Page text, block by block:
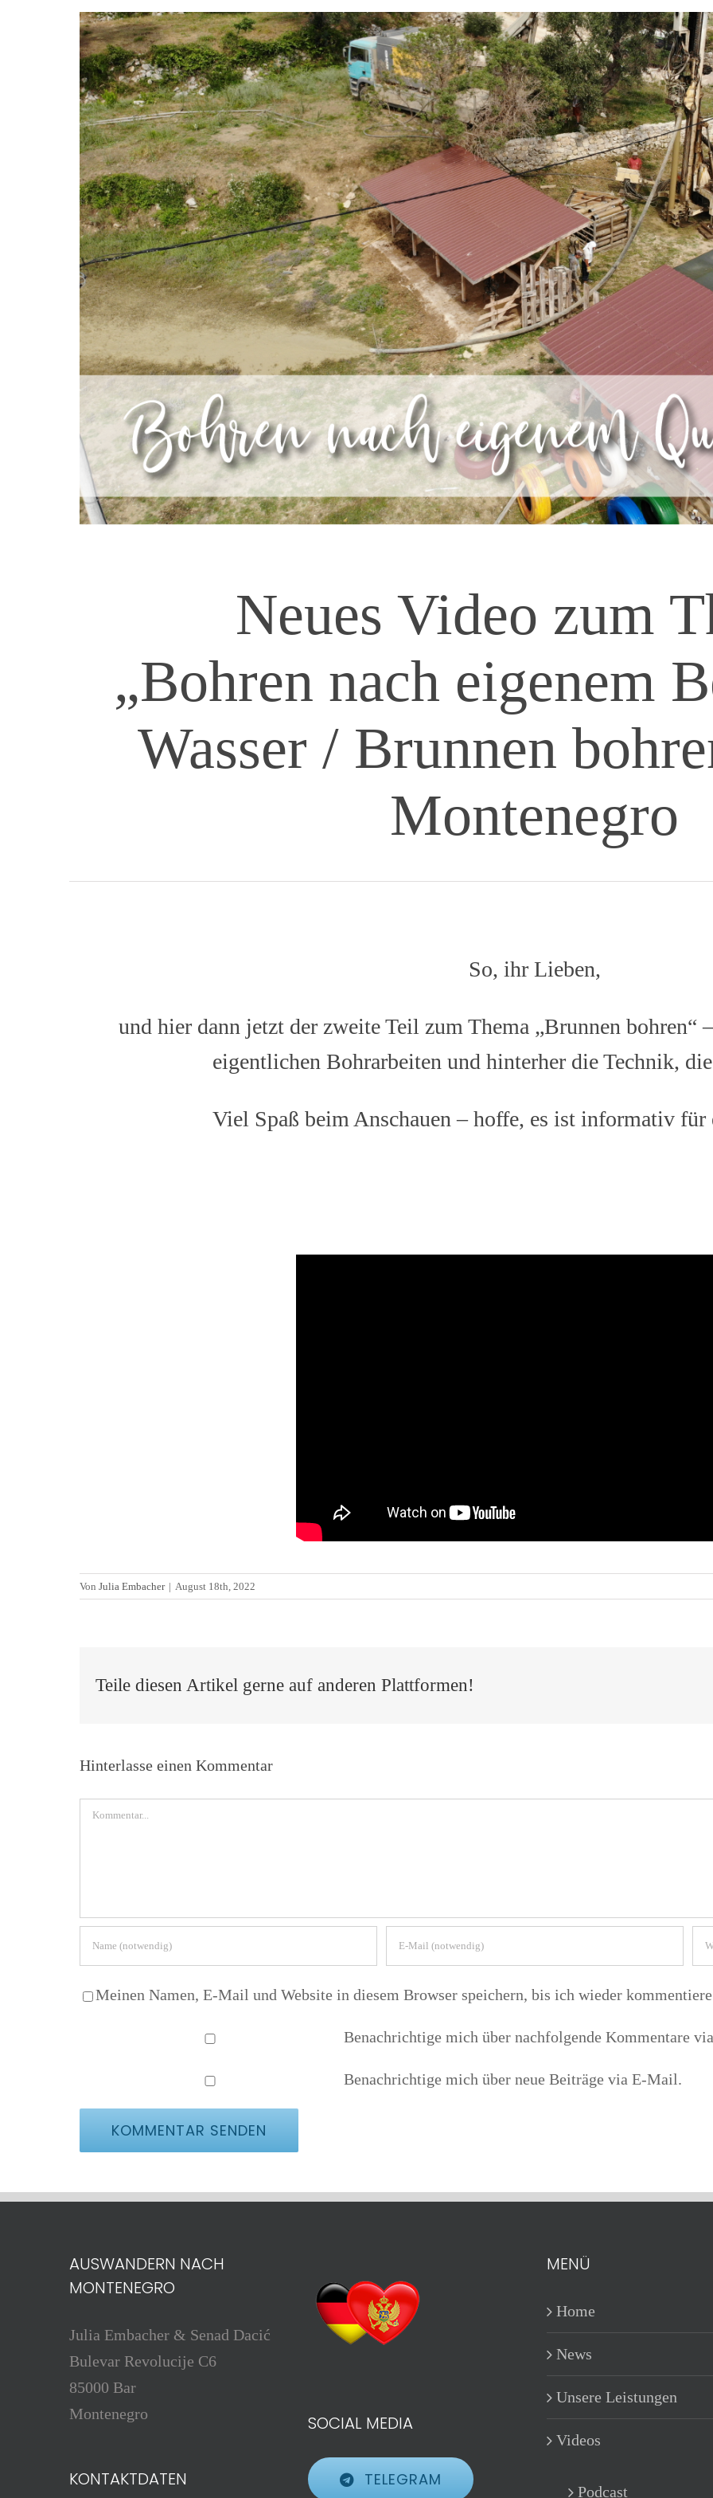
Zeige
grösseres
Bild
Neues Video zum
„Bohren nach eigenem
Wasser / Brunnen
Montenegro
So, ihr Lieben,
und hier dann jetzt der zweite Teil zum Thema „Brunnen bohren“
eigentlichen Bohrarbeiten und hinterher die Technik,
Viel Spaß beim Anschauen – hoffe, es ist informativ für
Von Julia Embacher | August 18th, 2022
Teile diesen Artikel gerne auf anderen Plattformen!
Hinterlasse einen Kommentar
Kommentar
Meinen Namen, E-Mail und Website in diesem Browser speichern, bis ich wieder
Benachrichtige mich über nachfolgende Kommentare
Benachrichtige mich über neue Beiträge via E-Mail.
AUSWANDERN NACH
MONTENEGRO
Julia Embacher & Senad Dacić
Bulevar Revolucije C6
85000 Bar
Montenegro
KONTAKTDATEN
SOCIAL MEDIA
TELEGRAM
MENÜ
Home
News
Unsere Leistungen
Videos
Podcast